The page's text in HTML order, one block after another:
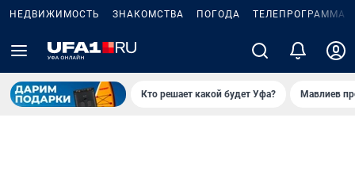
НЕДВИЖИМОСТЬ ЗНАКОМСТВА ПОГОДА ТЕЛЕПРОГРАММА
Кто решает какой будет Уфа? Мавлиев